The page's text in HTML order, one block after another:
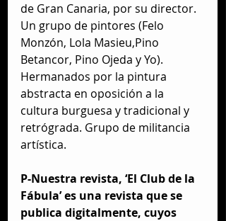
de Gran Canaria, por su director.
Un grupo de pintores (Felo
Monzón, Lola Masieu,Pino
Betancor, Pino Ojeda y Yo).
Hermanados por la pintura
abstracta en oposición a la
cultura burguesa y tradicional y
retrógrada. Grupo de militancia
artística.
P-Nuestra revista, ‘El Club de la
Fábula’ es una revista que se
publica digitalmente, cuyos